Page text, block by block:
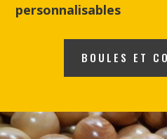
personnalisables
BOULES ET